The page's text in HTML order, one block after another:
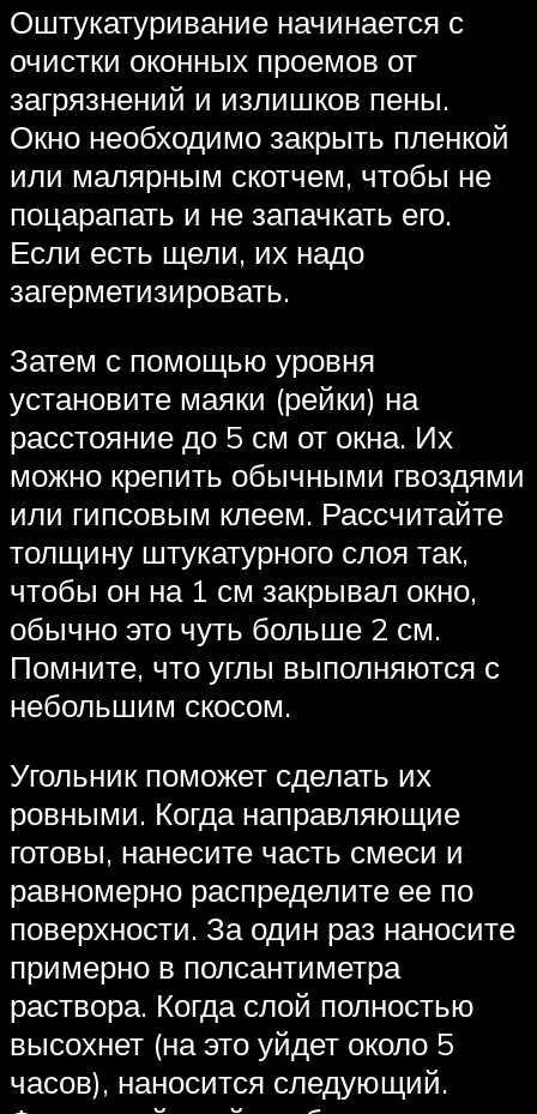
Оштукатуривание начинается с
очистки оконных проемов от
загрязнений и излишков пены.
Окно необходимо закрыть пленкой
или малярным скотчем, чтобы не
поцарапать и не запачкать его.
Если есть щели, их надо
загерметизировать.
Затем с помощью уровня
установите маяки (рейки) на
расстояние до 5 см от окна. Их
можно крепить обычными гвоздями
или гипсовым клеем. Рассчитайте
толщину штукатурного слоя так,
чтобы он на 1 см закрывал окно,
обычно это чуть больше 2 см.
Помните, что углы выполняются с
небольшим скосом.
Угольник поможет сделать их
ровными. Когда направляющие
готовы, нанесите часть смеси и
равномерно распределите ее по
поверхности. За один раз наносите
примерно в полсантиметра
раствора. Когда слой полностью
высохнет (на это уйдет около 5
часов), наносится следующий.